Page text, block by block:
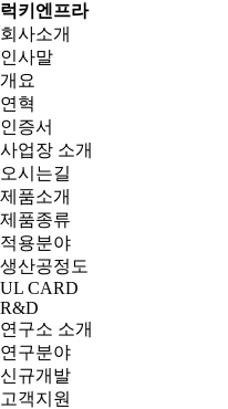
럭키엔프라
회사소개
인사말
개요
연혁
인증서
사업장 소개
오시는길
제품소개
제품종류
적용분야
생산공정도
UL CARD
R&D
연구소 소개
연구분야
신규개발
고객지원